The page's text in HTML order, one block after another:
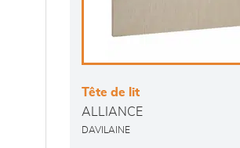
Tête de lit
ALLIANCE
DAVILAINE